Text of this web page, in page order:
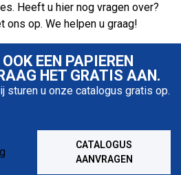
Heeft u hier nog vragen over?
ons op. We helpen u graag!
EEN PAPIEREN
HET GRATIS AAN.
sturen u onze catalogus gratis op.
CATALOGUS
AANVRAGEN